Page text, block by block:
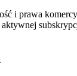
i prawa